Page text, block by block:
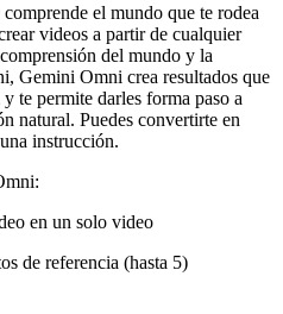
el mundo que te rodea
videos a partir de cualquier
del mundo y la
Gemini Omni crea resultados que
te permite darles forma paso a
natural. Puedes convertirte en
instrucción.
en un solo video
de referencia (hasta 5)